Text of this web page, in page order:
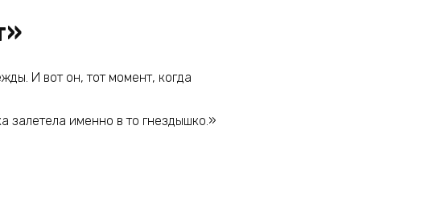
И вот он, тот момент, когда
залетела именно в то гнездышко.»